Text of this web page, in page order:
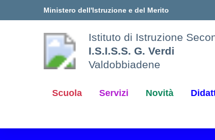
Vai ai contenuti
Vai al menu di navigazioneMinistero dell'Istruzione e del Merito
Istituto di Istruzione
I.S.I.S.S. G. Verdi
Valdobbiadene
Scuola Servizi Novità